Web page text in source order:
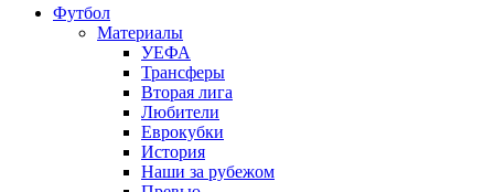
Футбол
Материалы
УЕФА
Трансферы
Вторая лига
Любители
Еврокубки
История
Наши за рубежом